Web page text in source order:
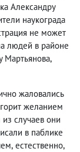
Александру
наукограда
не может
людей в районе
Мартьянова,
жаловались
желанием
случаев они
в паблике
, естественно,